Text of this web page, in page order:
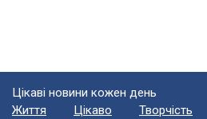
Цікаві новини кожен день
Життя
Цікаво Творчість